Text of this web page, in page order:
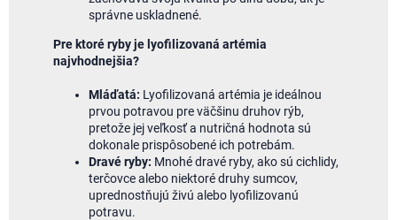
správne uskladnené.
Pre ktoré ryby je lyofilizovaná artémia
najvhodnejšia?
Mláďatá: Lyofilizovaná artémia je ideálnou
prvou potravou pre väčšinu druhov rýb,
pretože jej veľkosť a nutričná hodnota sú
dokonale prispôsobené ich potrebám.
Dravé ryby: Mnohé dravé ryby, ako sú cichlidy,
terčovce alebo niektoré druhy sumcov,
uprednostňujú živú alebo lyofilizovanú
potravu.